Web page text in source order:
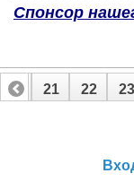
Спонсор
20 21 22 23